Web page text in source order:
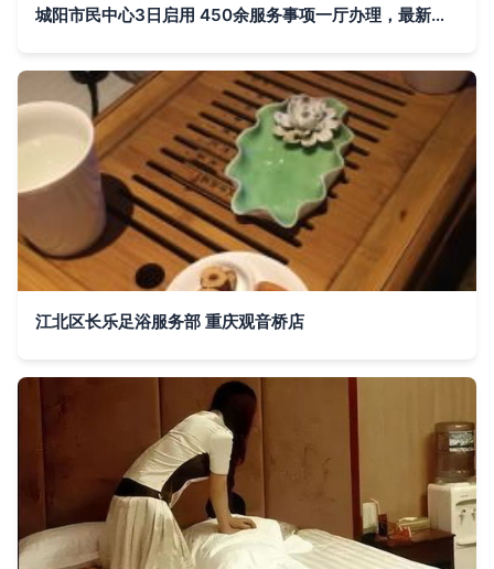
城阳市民中心3日启用 450余服务事项一厅办理，最新平面导视图与窗口指南正式发布
江北区长乐足浴服务部 重庆观音桥店